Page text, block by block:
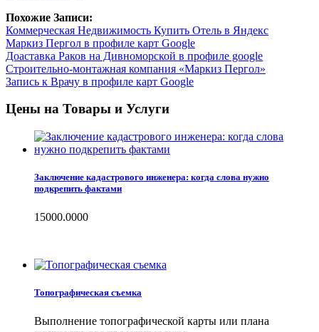
Похожие Записи:
Коммерческая Недвижимость Купить Отель в Яндекс
Маркиз Пергол в профиле карт Google
Доаставка Раков на Дивноморской в профиле google
Строительно-монтажная компания «Маркиз Пергол»
Запись к Врачу в профиле карт Google
Цены на Товары и Услуги
Заключение кадастрового инженера: когда слова нужно
подкрепить фактами
15000.0000
Топографическая съемка
Выполнение топографической карты или плана